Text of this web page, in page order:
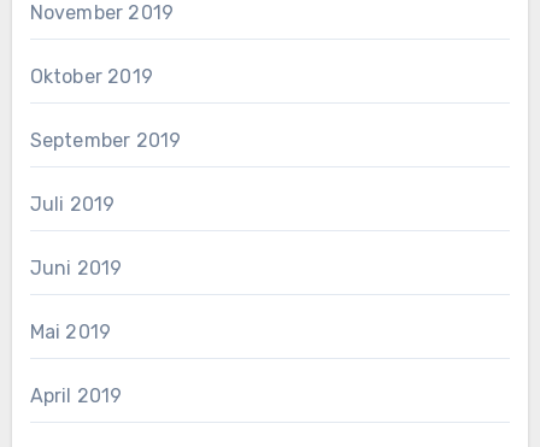
November 2019
Oktober 2019
September 2019
Juli 2019
Juni 2019
Mai 2019
April 2019